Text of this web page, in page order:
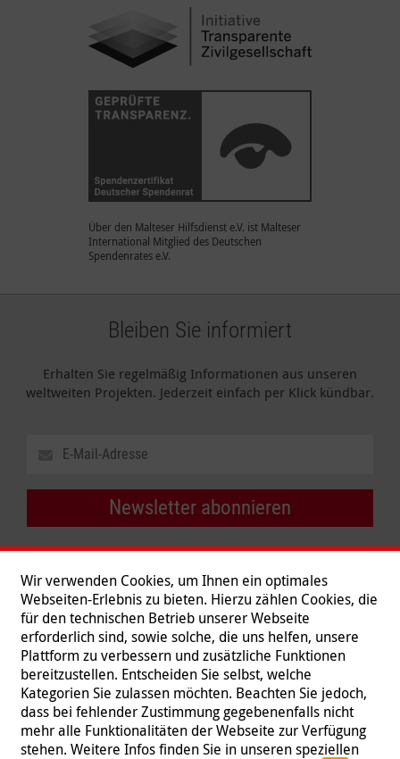
Über den Malteser Hilfsdienst e.V. ist Malteser
International Mitglied des Deutschen
Spendenrates e.V.
Bleiben Sie informiert
Erhalten Sie regelmäßig Informationen aus unseren
weltweiten Projekten. Jederzeit einfach per Klick kündbar.
Newsletter abonnieren
Folgen Sie uns
Wir verwenden Cookies, um Ihnen ein optimales
Webseiten-Erlebnis zu bieten. Hierzu zählen Cookies, die
für den technischen Betrieb unserer Webseite
erforderlich sind, sowie solche, die uns helfen, unsere
Plattform zu verbessern und zusätzliche Funktionen
bereitzustellen. Entscheiden Sie selbst, welche
Kategorien Sie zulassen möchten. Beachten Sie jedoch,
dass bei fehlender Zustimmung gegebenenfalls nicht
mehr alle Funktionalitäten der Webseite zur Verfügung
stehen. Weitere Infos finden Sie in unseren speziellen